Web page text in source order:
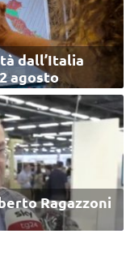
dall’Italia
agosto
Ragazzoni